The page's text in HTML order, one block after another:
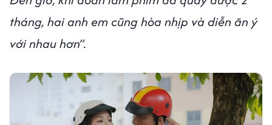
tháng, hai anh em cũng hòa nhịp và diễn ăn ý
với nhau hơn”.